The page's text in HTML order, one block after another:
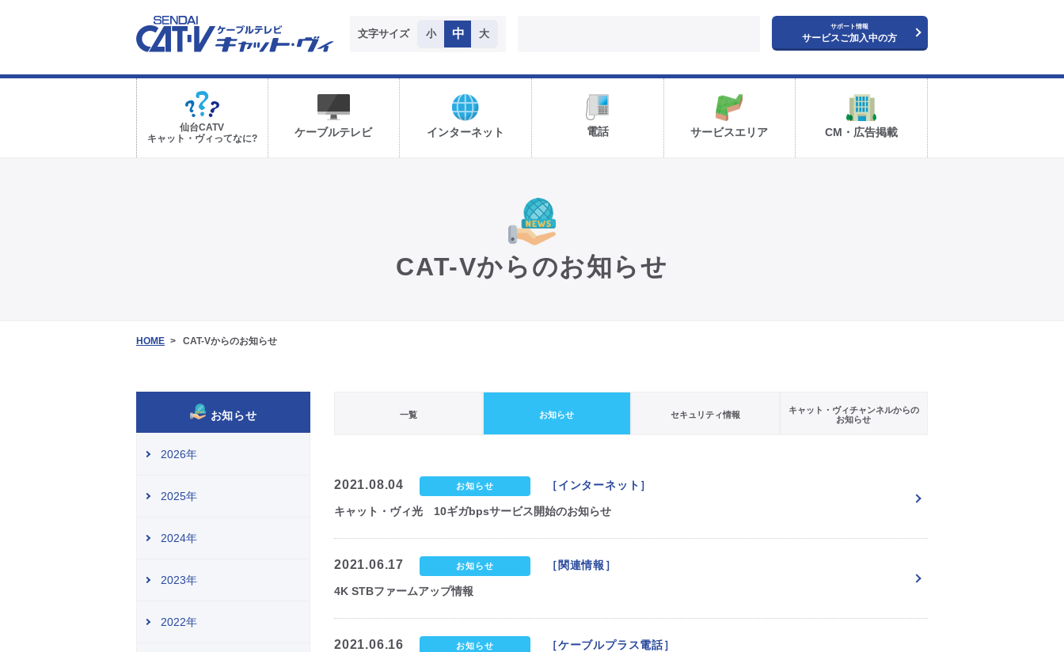
文字サイズ 小 中 大
サポート情報
サービスご加入中の方
仙台CATV
キャット・ヴィってなに?
ケーブルテレビ インターネット 電話 サービスエリア CM・広告掲載
CAT-Vからのお知らせ
HOME CAT-Vからのお知らせ
一覧 お知らせ セキュリティ情報
キャット・ヴィチャンネルからの
お知らせ
2021.08.04 お知らせ ［インターネット］
キャット・ヴィ光 10ギガbpsサービス開始のお知らせ
2021.06.17 お知らせ ［関連情報］
4K STBファームアップ情報
2021.06.16 お知らせ ［ケーブルプラス電話］
お知らせ
2026年
2025年
2024年
2023年
2022年